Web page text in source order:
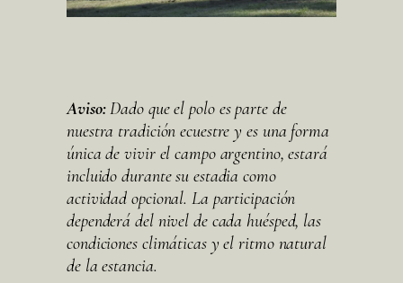
Aviso:Dado que el polo es parte de
nuestra tradición ecuestre y es una forma
única de vivir el campo argentino, estará
incluido durante su estadia como
actividad opcional. La participación
dependerá del nivel de cada huésped, las
condiciones climáticas y el ritmo natural
de la estancia.